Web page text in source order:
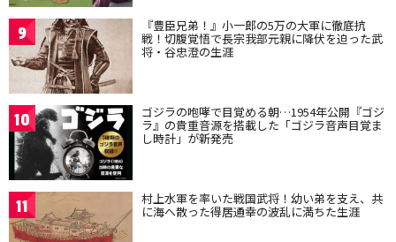
9 『豊臣兄弟！』小一郎の5万の大軍に徹底抗
戦！切腹覚悟で長宗我部元親に降伏を迫った武
将・谷忠澄の生涯
10 ゴジラの咆哮で目覚める朝…1954年公開『ゴジ
ラ』の貴重音源を搭載した「ゴジラ音声目覚ま
し時計」が新発売
11 村上水軍を率いた戦国武将！幼い弟を支え、共
に海へ散った得居通幸の波乱に満ちた生涯